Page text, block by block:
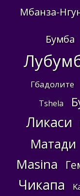
Мбанза-
Бумба
Гбадолите
Tshela
Ликаси
Матади
Masina
Чикапа